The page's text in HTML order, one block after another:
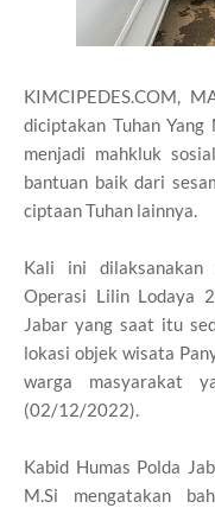
KIMCIPEDES.COM,
diciptakan Tuhan
menjadi mahkluk
bantuan baik dari
ciptaan Tuhan lainnya.
Kali ini dilaksanakan
Operasi Lilin Lodaya
Jabar yang saat itu
lokasi objek wisata
warga masyarakat
(02/12/2022).
Kabid Humas Polda
M.Si mengatakan